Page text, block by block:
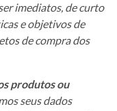
imediatos, de curto
e objetivos de
de compra dos
produtos ou
seus dados